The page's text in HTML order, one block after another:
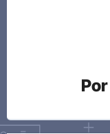
Por